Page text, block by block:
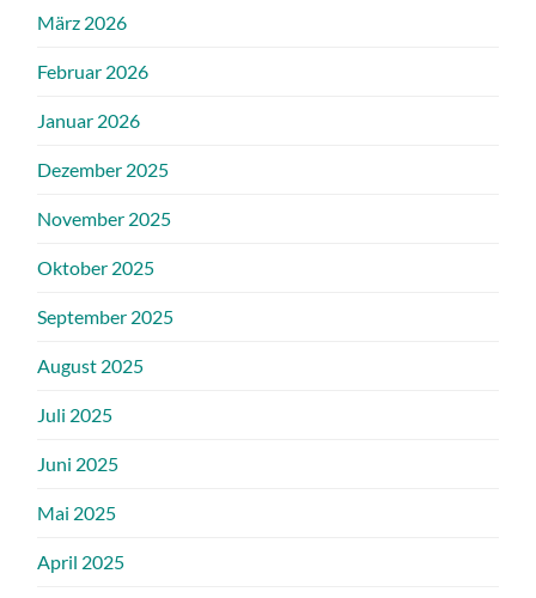
März 2026
Februar 2026
Januar 2026
Dezember 2025
November 2025
Oktober 2025
September 2025
August 2025
Juli 2025
Juni 2025
Mai 2025
April 2025